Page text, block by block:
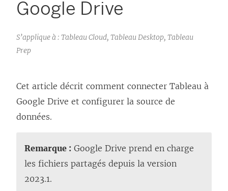
Google Drive
S’applique à : Tableau Cloud, Tableau Desktop, Tableau
Prep
Cet article décrit comment connecter Tableau à
Google Drive et configurer la source de
données.
Remarque : Google Drive prend en charge
les fichiers partagés depuis la version
2023.1.